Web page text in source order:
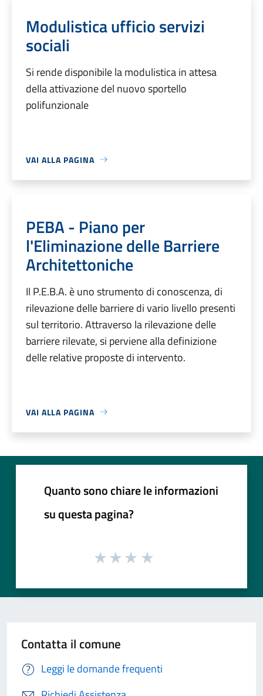
Modulistica ufficio servizi
sociali
Si rende disponibile la modulistica in attesa
della attivazione del nuovo sportello
polifunzionale
VAI ALLA PAGINA
PEBA - Piano per
l'Eliminazione delle Barriere
Architettoniche
Il P.E.B.A. è uno strumento di conoscenza, di
rilevazione delle barriere di vario livello presenti
sul territorio. Attraverso la rilevazione delle
barriere rilevate, si perviene alla definizione
delle relative proposte di intervento.
VAI ALLA PAGINA
Quanto sono chiare le informazioni
su questa pagina?
Contatta il comune
Leggi le domande frequenti